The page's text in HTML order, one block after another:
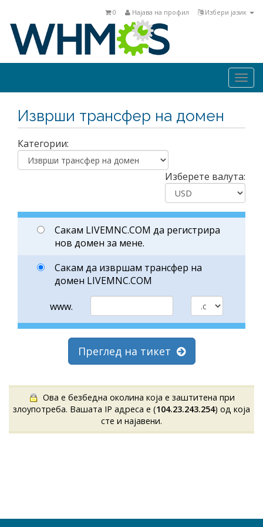
Избери јазик
Најава на профил
0
Изврши трансфер на домен
Категории:
Изберете валута:
Сакам LIVEMNC.COM да регистрира
нов домен за мене.
Сакам да извршам трансфер на
домен LIVEMNC.COM
www.
Преглед на тикет
Ова е безбедна околина која е заштитена при
злоупотреба. Вашата IP адреса е (104.23.243.254) од која
сте и најавени.